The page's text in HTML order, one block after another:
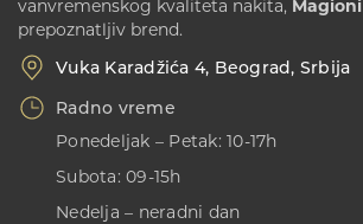
vanvremenskog kvaliteta nakita, Magioni
prepoznatljiv brend.
Vuka Karadžića 4, Beograd, Srbija
Radno vreme
Ponedeljak – Petak: 10-17h
Subota: 09-15h
Nedelja – neradni dan